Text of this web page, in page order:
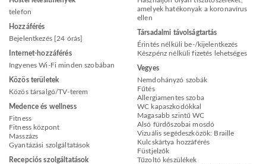
telefon
Hozzáférés
Bejelentkezés [24 órás]
Internet-hozzáférés
Ingyenes Wi-Fi minden szobában
Közös területek
Közös társalgó/TV-terem
Medence és wellness
Fitness
Fitness központ
Masszázs
Gyantázási szolgáltatások
Recepciós szolgáltatások
amelyek hatékonyak a koronavírus
ellen
Társadalmi távolságtartás
Érintés nélküli be-/kijelentkezés
Készpénz nélküli fizetés lehetséges
Vegyes
Nemdohányzó szobák
Fűtés
Allergiamentes szoba
WC kapaszkodókkal
Magasabb szintű WC
Alsó fürdőszobai mosdó
Vizuális segédeszközök: Braille
Kulcskártya hozzáférés
Füstjelzők
Tűzoltó készülékek